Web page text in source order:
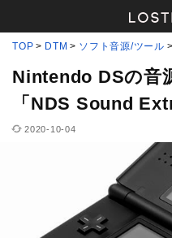
TOP DTM ソフト音源/ツール
Nintendo DSの音
「NDS Sound
2020-10-04